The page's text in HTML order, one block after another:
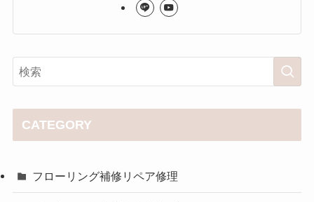
CATEGORY
フローリング補修リペア修理